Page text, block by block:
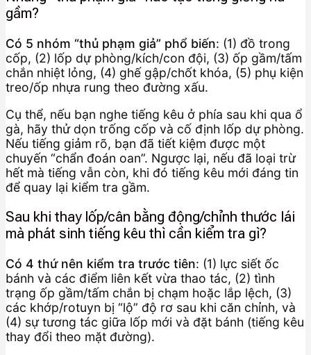
gầm?
Có 5 nhóm “thủ phạm giả” phổ biến: (1) đồ trong
cốp, (2) lốp dự phòng/kích/con đội, (3) ốp gầm/tấm
chắn nhiệt lỏng, (4) ghế gập/chốt khóa, (5) phụ kiện
treo/ốp nhựa rung theo đường xấu.
Cụ thể, nếu bạn nghe tiếng kêu ở phía sau khi qua ổ
gà, hãy thử dọn trống cốp và cố định lốp dự phòng.
Nếu tiếng giảm rõ, bạn đã tiết kiệm được một
chuyến “chẩn đoán oan”. Ngược lại, nếu đã loại trừ
hết mà tiếng vẫn còn, khi đó tiếng kêu mới đáng tin
để quay lại kiểm tra gầm.
Sau khi thay lốp/cân bằng động/chỉnh thước lái
mà phát sinh tiếng kêu thì cần kiểm tra gì?
Có 4 thứ nên kiểm tra trước tiên: (1) lực siết ốc
bánh và các điểm liên kết vừa thao tác, (2) tình
trạng ốp gầm/tấm chắn bị chạm hoặc lắp lệch, (3)
các khớp/rotuyn bị “lộ” độ rơ sau khi căn chỉnh, và
(4) sự tương tác giữa lốp mới và đặt bánh (tiếng kêu
thay đổi theo mặt đường).